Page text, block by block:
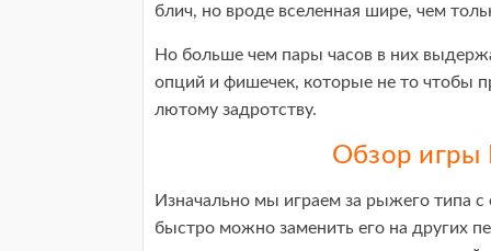
блич, но вроде вселенная шире, чем
Но больше чем пары часов в них
опций и фишечек, которые не то чтобы
лютому задротству.
Обзор
Изначально мы играем за рыжего типа
быстро можно заменить его на других